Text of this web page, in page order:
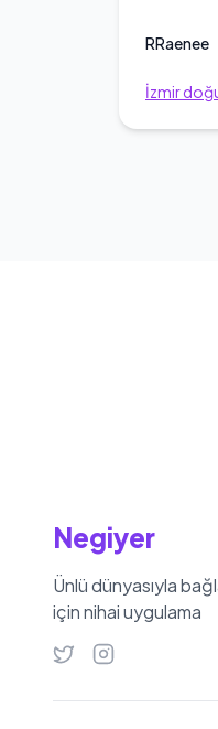
RRaenee
İzmir
Negiyer
Ünlü dünyasıyla
için nihai uygulama